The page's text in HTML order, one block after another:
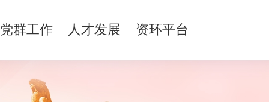
党群工作 人才发展 资环平台